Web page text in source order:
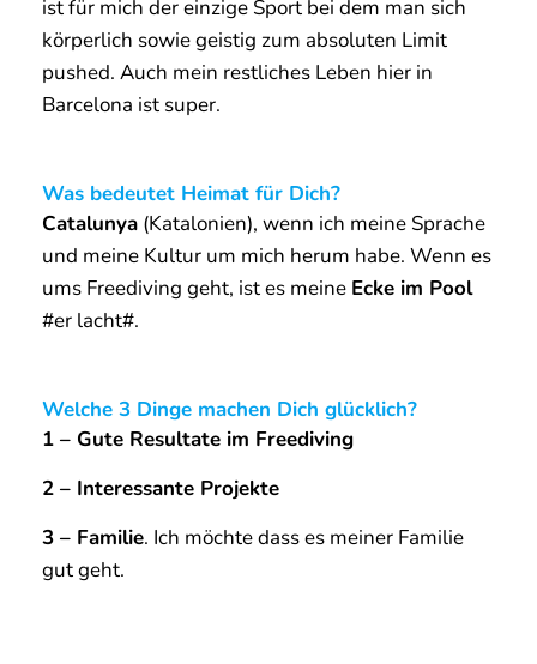
gut geht.
bis bald, hoffentlich dann am Meer.
mit dem kostenlosen 7-Tage-Atemjournal
LIVE ATEMTRAINING